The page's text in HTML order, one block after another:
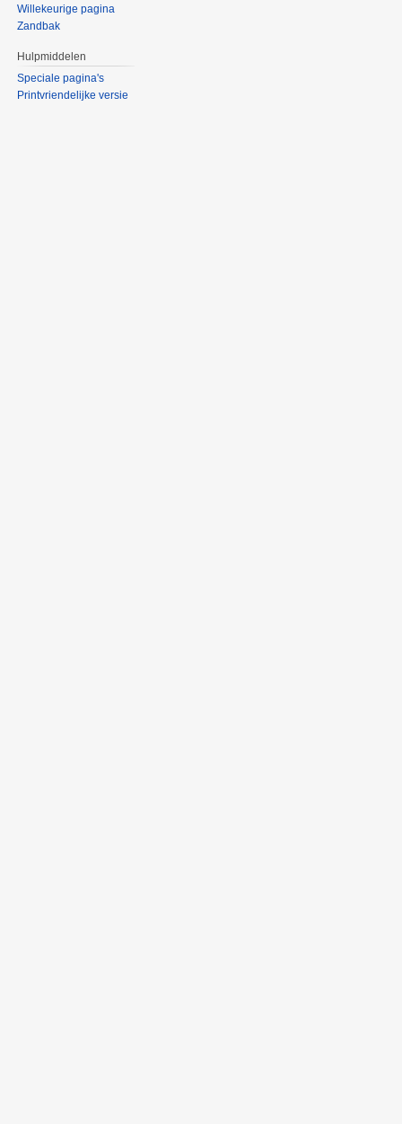
Willekeurige pagina
Zandbak
Hulpmiddelen
Speciale pagina's
Printvriendelijke versie